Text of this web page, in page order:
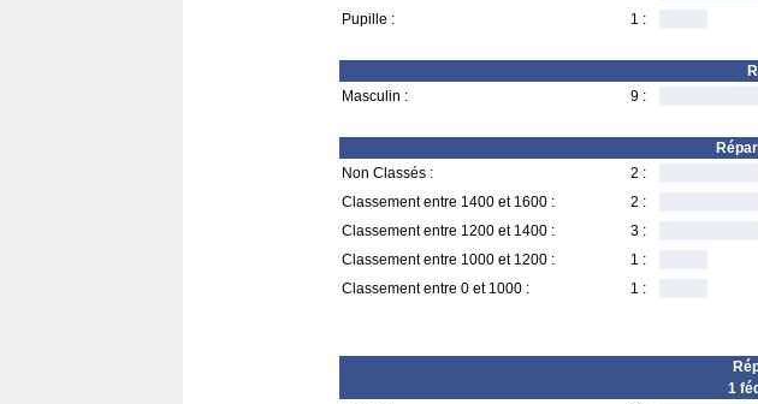
Pupille :
1 :
Masculin :
9 :
Non Classés :
2 :
Classement entre 1400 et 1600 :
2 :
Classement entre 1200 et 1400 :
3 :
Classement entre 1000 et 1200 :
1 :
Classement entre 0 et 1000 :
1 :
1